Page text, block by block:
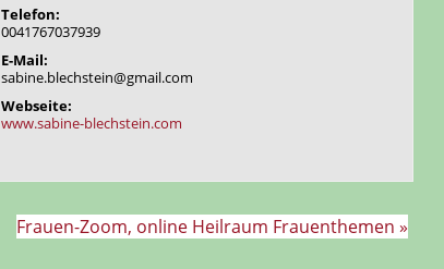
Telefon:
0041767037939
E-Mail:
sabine.blechstein@gmail.com
Webseite:
www.sabine-blechstein.com
Frauen-Zoom, online Heilraum Frauenthemen »